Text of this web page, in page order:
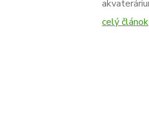
celý článok